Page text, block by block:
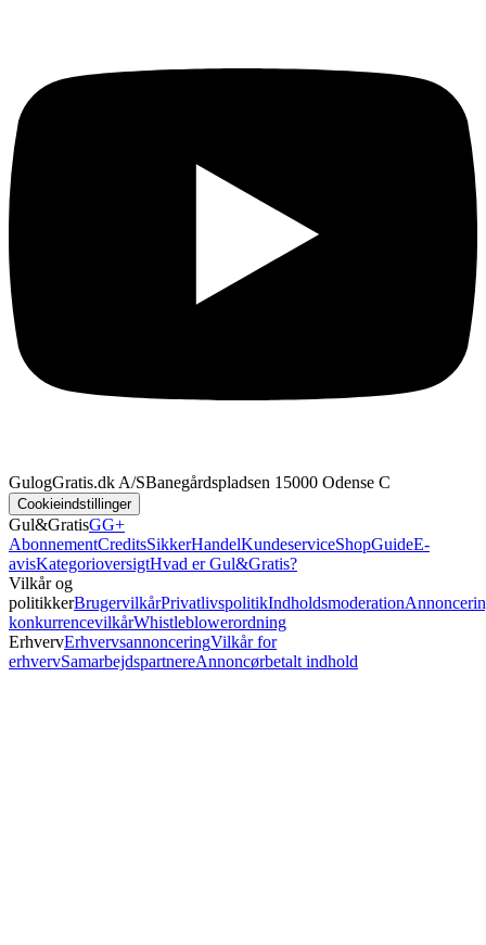
GulogGratis.dk A/SBanegårdspladsen 1 5000 Odense C
Cookieindstillinger
Gul&GratisGG+
AbonnementCreditsSikkerHandelKundeserviceShopGuideE-
avisKategorioversigtHvad er Gul&Gratis?
Vilkår og
politikkerBrugervilkårPrivatlivspolitikIndholdsmoderation
konkurrencevilkårWhistleblowerordning
ErhvervErhvervsannonceringVilkår for
erhvervSamarbejdspartnereAnnoncørbetalt indhold